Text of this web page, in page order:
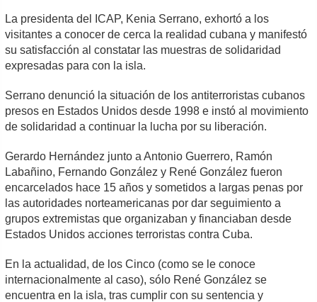
La presidenta del ICAP, Kenia Serrano, exhortó a los
visitantes a conocer de cerca la realidad cubana y manifestó
su satisfacción al constatar las muestras de solidaridad
expresadas para con la isla.
Serrano denunció la situación de los antiterroristas cubanos
presos en Estados Unidos desde 1998 e instó al movimiento
de solidaridad a continuar la lucha por su liberación.
Gerardo Hernández junto a Antonio Guerrero, Ramón
Labañino, Fernando González y René González fueron
encarcelados hace 15 años y sometidos a largas penas por
las autoridades norteamericanas por dar seguimiento a
grupos extremistas que organizaban y financiaban desde
Estados Unidos acciones terroristas contra Cuba.
En la actualidad, de los Cinco (como se le conoce
internacionalmente al caso), sólo René González se
encuentra en la isla, tras cumplir con su sentencia y